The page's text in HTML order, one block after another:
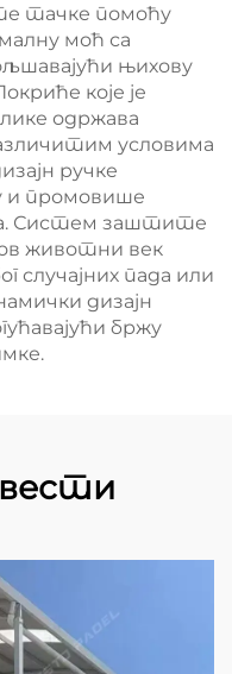
тачке помоћу
моћ са
њихову
које је
одржава
условима
ручке
и промовише
Систем заштите
животни век
случајних пада или
дизајн
бржу
вести